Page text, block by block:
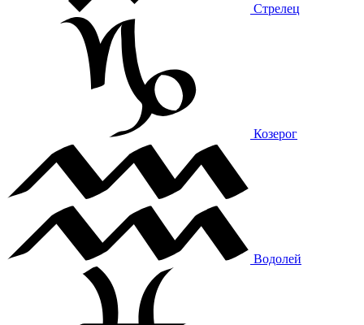
Стрелец
Козерог
Водолей